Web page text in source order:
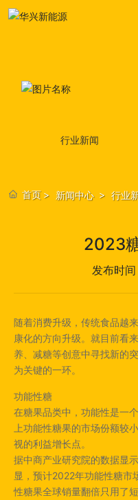
行业新闻
首页 新闻中心 行业
2023
发布时间
随着消费升级，传统食品越
康化的方向升级。就目前看
养、减糖等创意中寻找新的
为关键的一环。
功能性糖
在糖果品类中，功能性是一
上功能性糖果的市场份额较
视的利益增长点。
据中商产业研究院的数据显
显，预计2022年功能性糖市
性糖果全球销量翻倍只用了